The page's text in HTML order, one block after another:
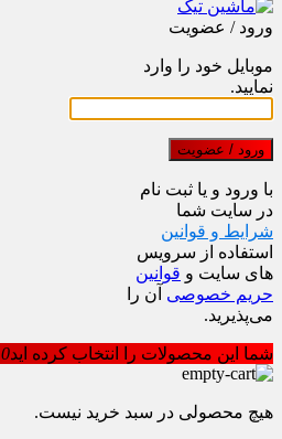
ورود / عضویت
موبایل خود را وارد
نمایید.
ورود / عضویت
با ورود و یا ثبت نام
در سایت شما
شرایط و قوانین
استفاده از سرویس
های سایت و قوانین
حریم خصوصی آن را
می‌پذیرید.
شما این محصولات را انتخاب کرده اید0
هیچ محصولی در سبد خرید نیست.